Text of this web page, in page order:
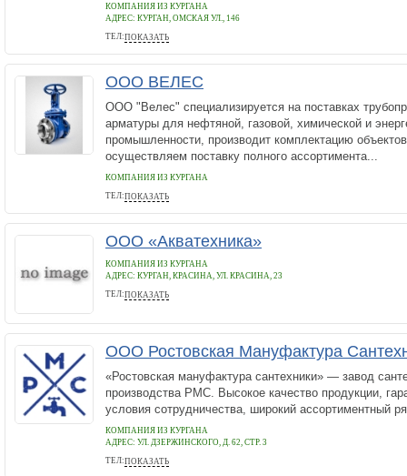
КОМПАНИЯ ИЗ КУРГАНА
АДРЕС: КУРГАН, ОМСКАЯ УЛ., 146
ТЕЛ:ПОКАЗАТЬ
+7 (352) 250-92-21
ООО ВЕЛЕС
ООО "Велес" специализируется на поставках
арматуры для нефтяной, газовой, химической и
промышленности, производит комплектацию
осуществляем поставку полного ассортимента...
КОМПАНИЯ ИЗ КУРГАНА
ТЕЛ:ПОКАЗАТЬ
+7 (909) 724-77-10
ООО «Акватехника»
КОМПАНИЯ ИЗ КУРГАНА
АДРЕС: КУРГАН, КРАСИНА, УЛ. КРАСИНА, 23
ТЕЛ:ПОКАЗАТЬ
(922) 4244732
ООО Ростовская Мануфактура
«Ростовская мануфактура сантехники» — завод
производства РМС. Высокое качество продукции,
условия сотрудничества, широкий ассортиментный
КОМПАНИЯ ИЗ КУРГАНА
АДРЕС: УЛ. ДЗЕРЖИНСКОГО, Д. 62, СТР. 3
ТЕЛ:ПОКАЗАТЬ
+7 (800) 555-04-71